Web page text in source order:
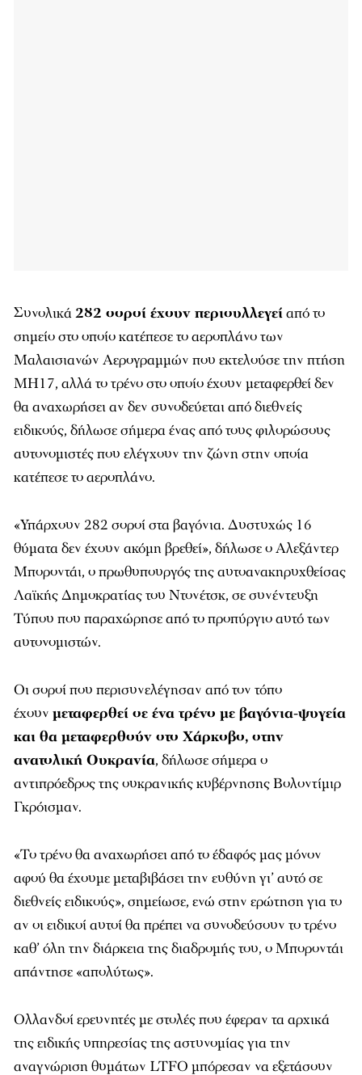
Συνολικά282 σοροί έχουν περισυλλεγείαπό το
σημείο στο οποίο κατέπεσε το αεροπλάνο των
Μαλαισιανών Αερογραμμών που εκτελούσε την πτήση
ΜΗ17, αλλά το τρένο στο οποίο έχουν μεταφερθεί δεν
θα αναχωρήσει αν δεν συνοδεύεται από διεθνείς
ειδικούς, δήλωσε σήμερα ένας από τους φιλορώσους
αυτονομιστές που ελέγχουν την ζώνη στην οποία
κατέπεσε το αεροπλάνο.
«Υπάρχουν 282 σοροί στα βαγόνια. Δυστυχώς 16
θύματα δεν έχουν ακόμη βρεθεί», δήλωσε ο Αλεξάντερ
Μποροντάι, ο πρωθυπουργός της αυτοανακηρυχθείσας
Λαϊκής Δημοκρατίας του Ντονέτσκ, σε συνέντευξη
Τύπου που παραχώρησε από το προπύργιο αυτό των
αυτονομιστών.
Οι σοροί που περισυνελέγησαν από τον τόπο
έχουν μεταφερθεί σε ένα τρένο με βαγόνια-ψυγεία
και θα μεταφερθούν στο Χάρκοβο, στην
ανατολική Ουκρανία, δήλωσε σήμερα ο
αντιπρόεδρος της ουκρανικής κυβέρνησης Βολοντίμιρ
Γκρόισμαν.
«Το τρένο θα αναχωρήσει από το έδαφός μας μόνον
αφού θα έχουμε μεταβιβάσει την ευθύνη γι’ αυτό σε
διεθνείς ειδικούς», σημείωσε, ενώ στην ερώτηση για το
αν οι ειδικοί αυτοί θα πρέπει να συνοδεύσουν το τρένο
καθ’ όλη την διάρκεια της διαδρομής του, ο Μποροντάι
απάντησε «απολύτως».
Ολλανδοί ερευνητές με στολές που έφεραν τα αρχικά
της ειδικής υπηρεσίας της αστυνομίας για την
αναγνώριση θυμάτων LTFO μπόρεσαν να εξετάσουν